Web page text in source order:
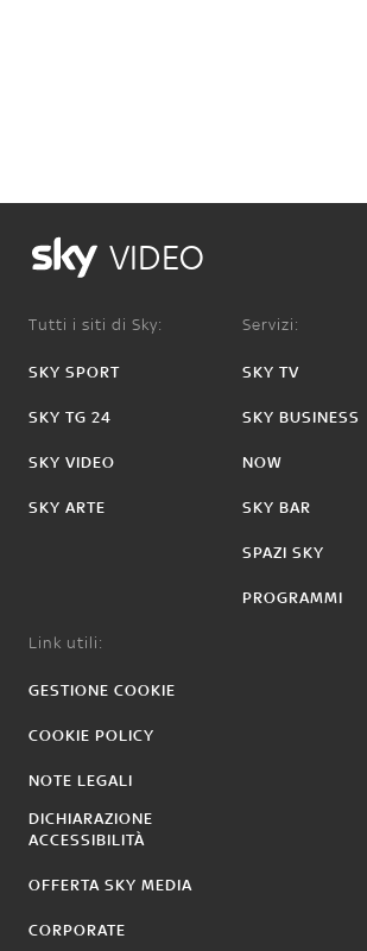
VIDEO
Tutti i siti di Sky:
SKY SPORT
SKY TG 24
SKY VIDEO
SKY ARTE
Servizi:
SKY TV
SKY BUSINESS
NOW
SKY BAR
SPAZI SKY
PROGRAMMI
Link utili:
GESTIONE COOKIE
COOKIE POLICY
NOTE LEGALI
DICHIARAZIONE
ACCESSIBILITÀ
OFFERTA SKY MEDIA
CORPORATE